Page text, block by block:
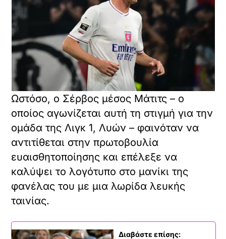
Ωστόσο, ο Σέρβος μέσος Μάτιτς – ο
οποίος αγωνίζεται αυτή τη στιγμή για την
ομάδα της Λιγκ 1, Λυών – φαινόταν να
αντιτίθεται στην πρωτοβουλία
ευαισθητοποίησης και επέλεξε να
καλύψει το λογότυπο στο μανίκι της
φανέλας του με μια λωρίδα λευκής
ταινίας.
Διαβάστε επίσης: